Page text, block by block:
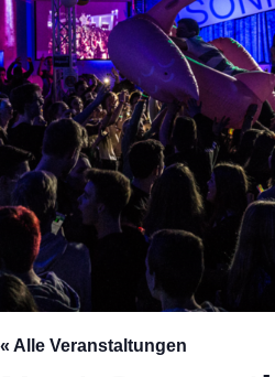
« Alle Veranstaltungen